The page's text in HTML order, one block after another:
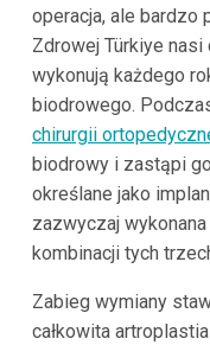
operacja, ale bardzo
Zdrowej Türkiye
wykonują każdego
biodrowego.
chirurgii
biodrowy i zastąpi
określane jako
zazwyczaj
kombinacji tych
Zabieg wymiany
całkowita